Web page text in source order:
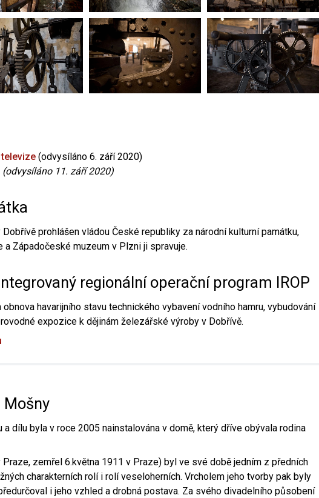
(odvysíláno 6. září 2020)
(odvysíláno 11. září 2020)
prohlášen vládou České republiky za národní kulturní památku,
Západočeské muzeum v Plzni ji spravuje.
regionální operační program IROP
havarijního stavu technického vybavení vodního hamru, vybudování
expozice k dějinám železářské výroby v Dobřívě.
Mošny
dílu byla v roce 2005 nainstalována v domě, který dříve obývala rodina
zemřel 6.května 1911 v Praze) byl ve své době jedním z předních
charakterních rolí i rolí veseloherních. Vrcholem jeho tvorby pak byly
i jeho vzhled a drobná postava. Za svého divadelního působení